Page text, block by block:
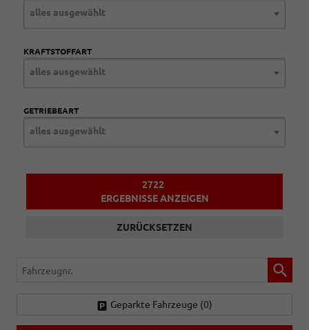
alles ausgewählt
KRAFTSTOFFART
alles ausgewählt
GETRIEBEART
alles ausgewählt
2722
ERGEBNISSE ANZEIGEN
ZURÜCKSETZEN
Fahrzeugnr.
Geparkte Fahrzeuge (0)